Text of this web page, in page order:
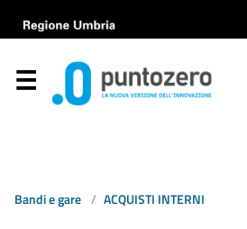
Azienda
Servizi
Bandi e gare ACQUISTI INTERNI